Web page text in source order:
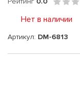
Нет в наличии
Артикул: DM-6813